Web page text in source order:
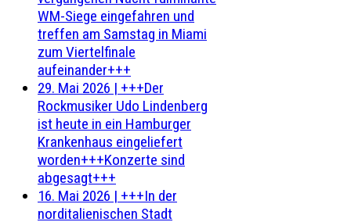
WM-Siege eingefahren und
treffen am Samstag in Miami
zum Viertelfinale
aufeinander+++
29. Mai 2026 | +++Der
Rockmusiker Udo Lindenberg
ist heute in ein Hamburger
Krankenhaus eingeliefert
worden+++Konzerte sind
abgesagt+++
16. Mai 2026 | +++In der
norditalienischen Stadt